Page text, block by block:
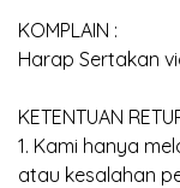
KOMPLAIN :
Harap Sertakan
KETENTUAN
1. Kami hanya
atau kesalahan